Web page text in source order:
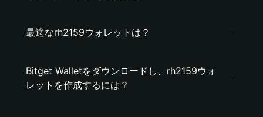
最適なrh2159ウォレットは？
Bitget Walletをダウンロードし、rh2159ウォ
レットを作成するには？